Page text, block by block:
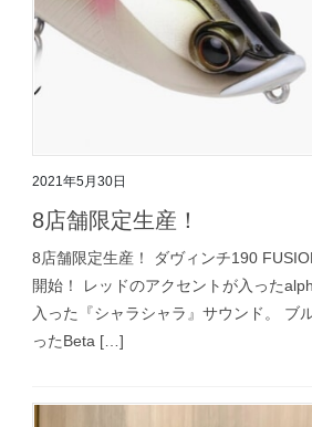
2021年5月30日
8店舗限定生産！
8店舗限定生産！ ダヴィンチ190
開始！ レッドのアクセントが入った
入った『シャラシャラ』サウンド。 ブ
ったBeta […]